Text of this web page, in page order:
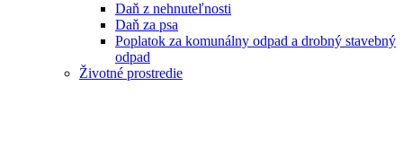
Daň z nehnuteľnosti
Daň za psa
Poplatok za komunálny odpad a drobný stavebný
odpad
Životné prostredie